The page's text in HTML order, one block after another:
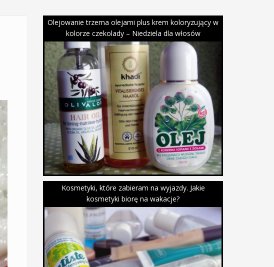
Olejowanie trzema olejami plus krem koloryzujący w
kolorze czekolady – Niedziela dla włosów
Kosmetyki, które zabieram na wyjazdy. Jakie
kosmetyki biorę na wakacje?